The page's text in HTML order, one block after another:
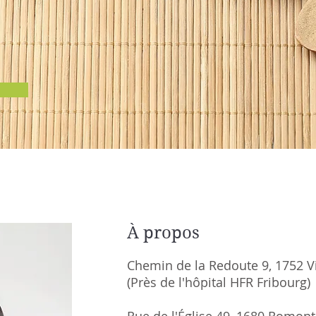
À propos
Chemin de la Redoute 9, 1752
(Près de l'hôpital HFR Fribourg)